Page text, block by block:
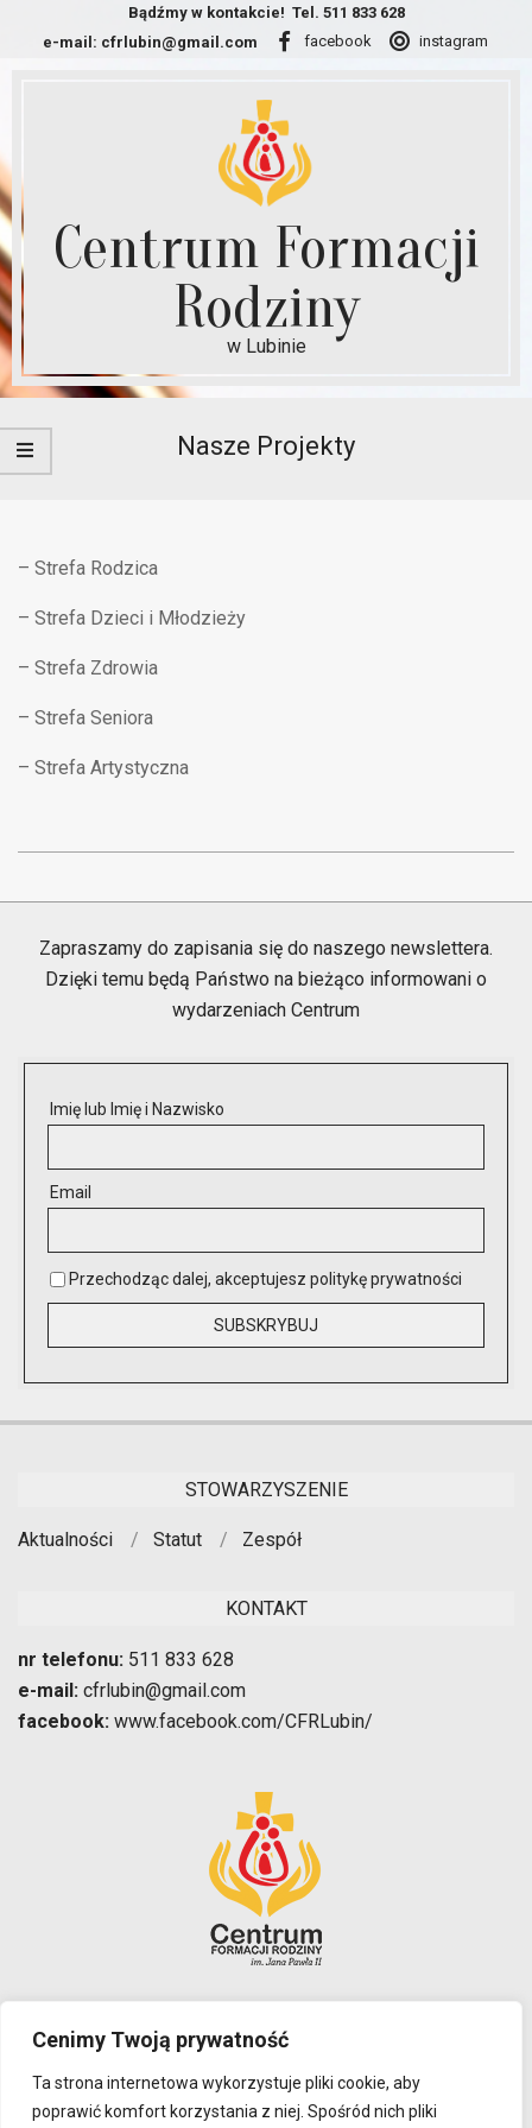
Cenimy Twoją prywatność
Ta strona internetowa wykorzystuje pliki cookie, aby
poprawić komfort korzystania z niej. Spośród nich pliki
Bądźmy w kontakcie! Tel. 511 833 628
e-mail: cfrlubin@gmail.com facebook instagram
Centrum Formacji
Rodziny
w Lubinie
Navigation
Menu
Nasze Projekty
– Strefa Rodzica
– Strefa Dzieci i Młodzieży
– Strefa Zdrowia
– Strefa Seniora
– Strefa Artystyczna
04-
Zapraszamy do zapisania się do naszego newslettera.
Dzięki temu będą Państwo na bieżąco informowani o
wydarzeniach Centrum
Imię lub Imię i Nazwisko
Email
Przechodząc dalej, akceptujesz politykę prywatności
STOWARZYSZENIE
Aktualności Statut Zespół
KONTAKT
nr telefonu: 511 833 628
e-mail: cfrlubin@gmail.com
facebook: www.facebook.com/CFRLubin/
ADRES